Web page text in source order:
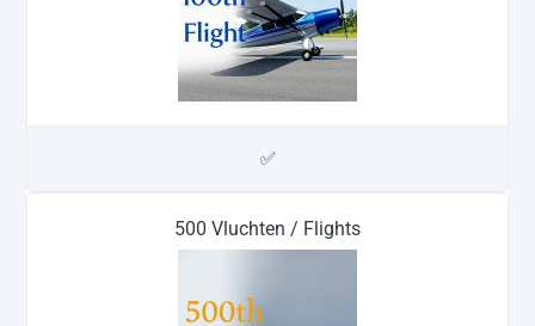
✅
500 Vluchten / Flights